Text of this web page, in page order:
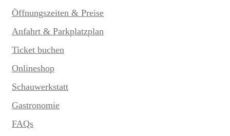
Öffnungszeiten & Preise
Anfahrt & Parkplatzplan
Ticket buchen
Onlineshop
Schauwerkstatt
Gastronomie
FAQs